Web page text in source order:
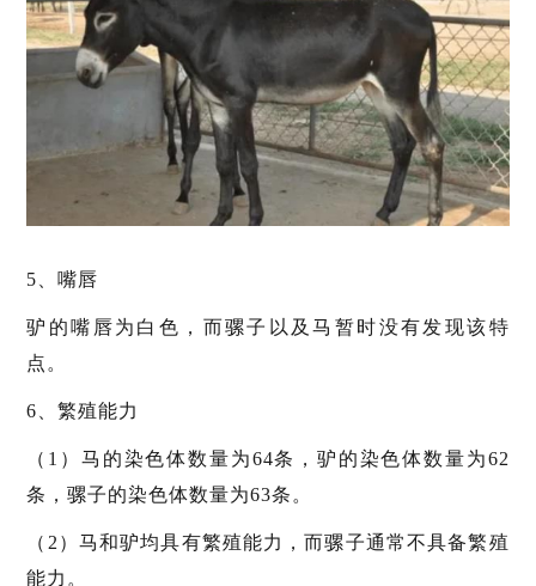
5、嘴唇
驴的嘴唇为白色，而骡子以及马暂时没有发现该特
点。
6、繁殖能力
（1）马的染色体数量为64条，驴的染色体数量为62
条，骡子的染色体数量为63条。
（2）马和驴均具有繁殖能力，而骡子通常不具备繁殖
能力。